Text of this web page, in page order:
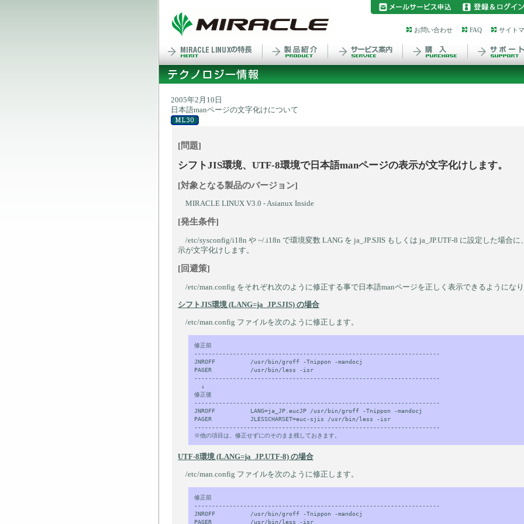
お問い合わせ FAQ サイト
2005年2月10日
日本語manページの文字化けについて
[問題]
シフトJIS環境、UTF-8環境で日本語manページの表示が文字化けします。
[対象となる製品のバージョン]
MIRACLE LINUX V3.0 - Asianux Inside
[発生条件]
/etc/sysconfig/i18n や ~/.i18n で環境変数 LANG を ja_JP.SJIS もしくは ja_JP.UTF-8 に設定した場合
示が文字化けします。
[回避策]
/etc/man.config をそれぞれ次のように修正する事で日本語manページを正しく表示できるようにな
シフトJIS環境 (LANG=ja_JP.SJIS) の場合
/etc/man.config ファイルを次のように修正します。
修正前
----------------------------------------------------------------------
JNROFF          /usr/bin/groff -Tnippon -mandocj
PAGER           /usr/bin/less -isr
----------------------------------------------------------------------
  ↓
修正後
----------------------------------------------------------------------
JNROFF          LANG=ja_JP.eucJP /usr/bin/groff -Tnippon -mandocj
PAGER           JLESSCHARSET=euc-sjis /usr/bin/less -isr
----------------------------------------------------------------------
UTF-8環境 (LANG=ja_JP.UTF-8) の場合
/etc/man.config ファイルを次のように修正します。
修正前
----------------------------------------------------------------------
JNROFF          /usr/bin/groff -Tnippon -mandocj
PAGER           /usr/bin/less -isr